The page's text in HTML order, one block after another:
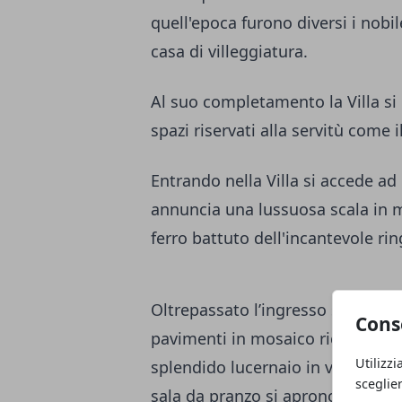
quell'epoca furono diversi i
casa di villeggiatura.
Al suo completamento la Villa
spazi riservati alla servitù come
Entrando nella Villa si accede
annuncia una lussuosa scala in
ferro battuto dell'incantevole
Oltrepassato l’ingresso si arriva
pavimenti in mosaico ricca di
splendido lucernaio in vetro ed
sala da pranzo si aprono diversi